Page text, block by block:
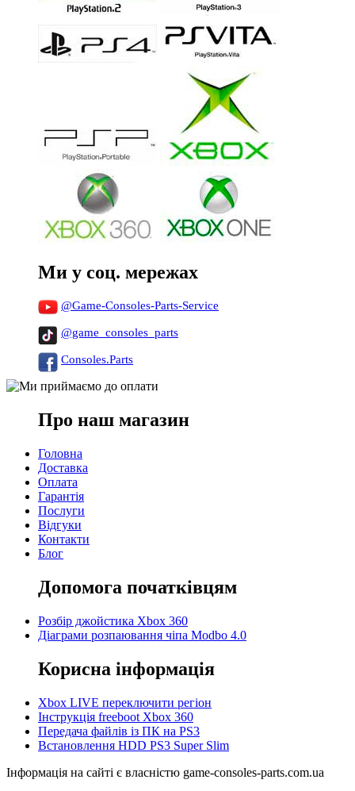
Ми у соц. мережах
@Game-Consoles-Parts-Service
@game_consoles_parts
Consoles.Parts
Про наш магазин
Головна
Доставка
Оплата
Гарантія
Послуги
Відгуки
Контакти
Блог
Допомога початківцям
Розбір джойстика Xbox 360
Діаграми розпаювання чіпа Modbo 4.0
Корисна інформація
Xbox LIVE переключити регіон
Інструкція freeboot Xbox 360
Передача файлів із ПК на PS3
Встановлення HDD PS3 Super Slim
Інформація на сайті є власністю game-consoles-parts.com.ua